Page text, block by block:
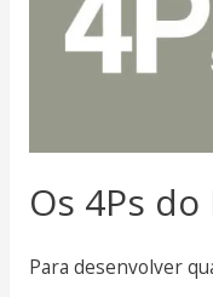
Os 4Ps
Para desenvolver